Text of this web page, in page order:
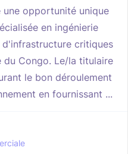
opportunité unique
en ingénierie
critiques
du Congo. Le/la titulaire
le bon déroulement
en fournissant ...